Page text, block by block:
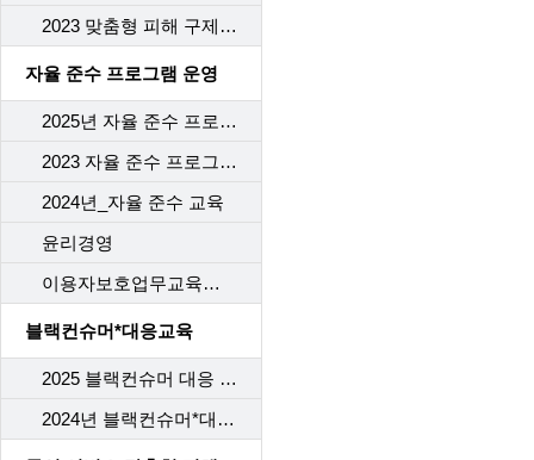
2023 맞춤형 피해 구제 교육
자율 준수 프로그램 운영
2025년 자율 준수 프로그램 교육
2023 자율 준수 프로그램 교육
2024년_자율 준수 교육
윤리경영
이용자보호업무교육사후관리
블랙컨슈머*대응교육
2025 블랙컨슈머 대응 교육
2024년 블랙컨슈머*대응교육